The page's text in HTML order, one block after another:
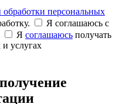
персональных
Я соглашаюсь c
Я соглашаюсь получать
услугах